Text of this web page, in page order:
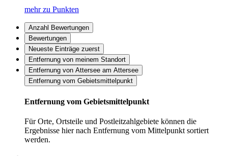
mehr zu Punkten
Anzahl Bewertungen
Bewertungen
Neueste Einträge zuerst
Entfernung von meinem Standort
Entfernung von Attersee am Attersee
Entfernung vom Gebietsmittelpunkt
Entfernung vom Gebietsmittelpunkt
Für Orte, Ortsteile und Postleitzahlgebiete können die
Ergebnisse hier nach Entfernung vom Mittelpunkt sortiert
werden.